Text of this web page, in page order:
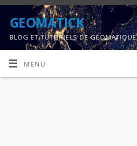
GEOMATICK
BLOG ET TUTORIELS DE GÉOMATIQUE
MENU